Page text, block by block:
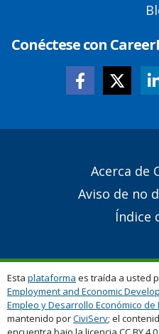
Conéctese con
Acerca de
Aviso de no
Índice
Esta plataforma es traída a usted
Employment and Economic
Empleo y Desarrollo Económico
mantenido porCiviServ; el